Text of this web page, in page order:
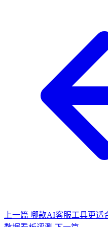
上一篇 哪款AI客服工具更适